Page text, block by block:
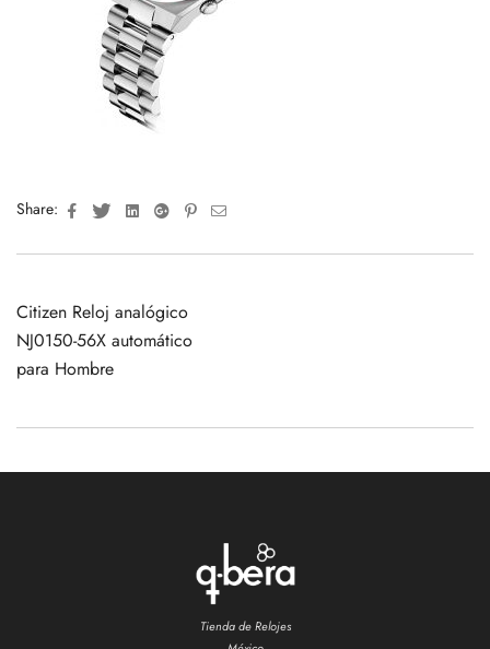
Share: FacebookTwitterLinkedinGoogle+Pinterest
Email
Citizen Reloj analógico
NJ0150-56X automático
para Hombre
Tienda de Relojes